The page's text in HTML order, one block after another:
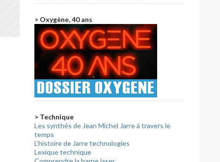
> Oxygène, 40 ans
> Technique
Les synthés de Jean Michel Jarre à travers le
temps
L'histoire de Jarre technologies
Lexique technique